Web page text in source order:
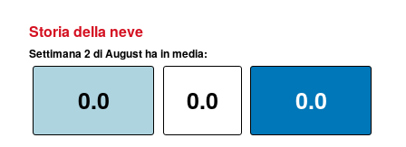
Storia della neve
Settimana 2 di August ha in media:
0.0 0.0 0.0